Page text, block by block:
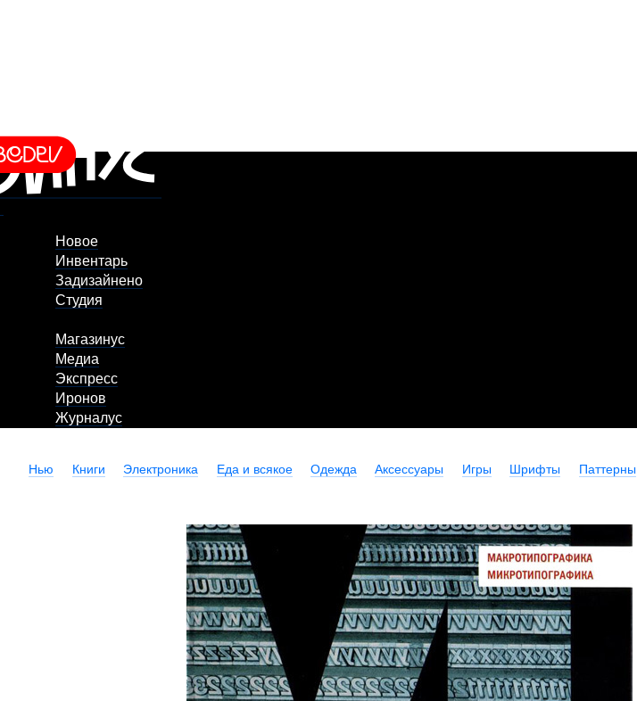
Новое
Инвентарь
Задизайнено
Студия
Магазинус
Медиа
Экспресс
Иронов
Журналус
Нью Книги Электроника Еда и всякое Одежда Аксессуары Игры Шрифты Паттерны